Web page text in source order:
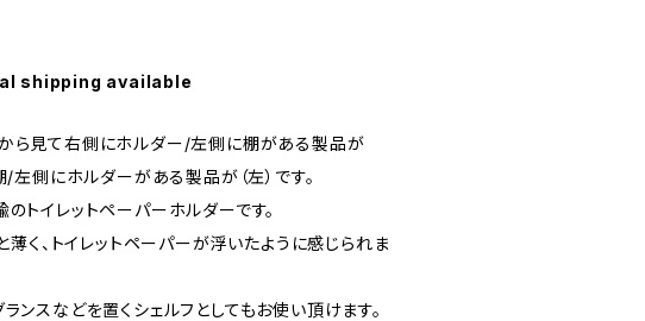
shipping available
ら見て右側にホルダー/左側に棚がある製品が
/左側にホルダーがある製品が（左）です。
トイレットペーパーホルダーです。
薄く、トイレットペーパーが浮いたように感じられま
ンスなどを置くシェルフとしてもお使い頂けます。